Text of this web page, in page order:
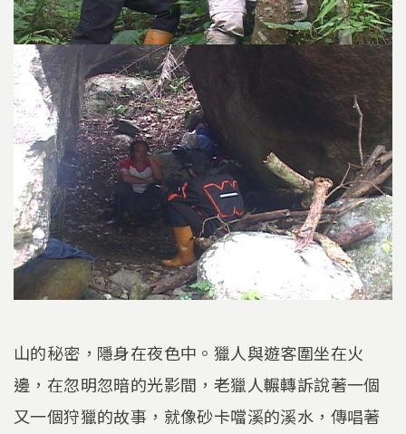
山的秘密，隱身在夜色中。獵人與遊客圍坐在火
邊，在忽明忽暗的光影間，老獵人輾轉訴說著一個
又一個狩獵的故事，就像砂卡噹溪的溪水，傳唱著